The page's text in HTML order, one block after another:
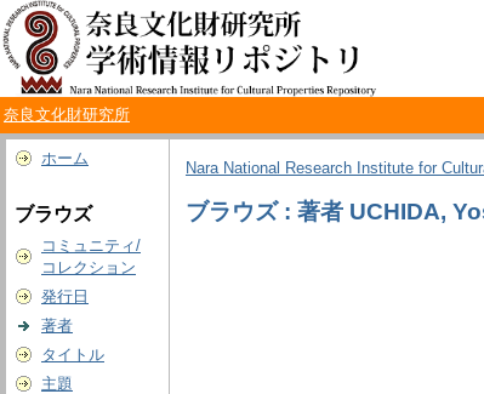
奈良文化財研究所
ホーム
ブラウズ
コミュニティ/
コレクション
発行日
著者
タイトル
主題
Nara National Research Institute for
ブラウズ : 著者 UCHIDA,